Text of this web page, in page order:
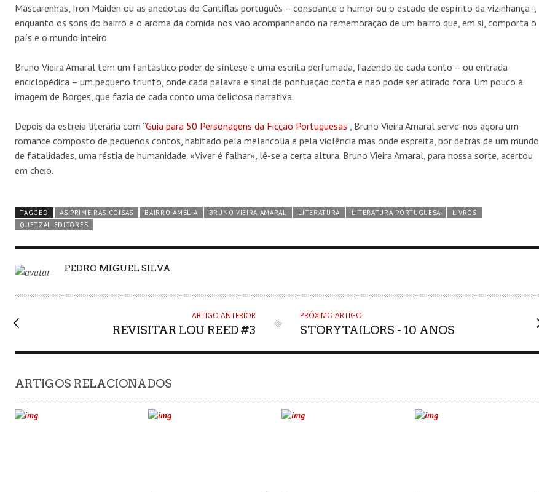
Mascarenhas, Iron Maiden ou as anedotas do Cantiflas português – consoante o humor ou o estado de espírito da vizinhança -,
enquanto os sons do bairro e o aroma da comida nos vão acompanhando na rememoração de um bairro que, em si, comporta o
país e o mundo inteiro.
Bruno Vieira Amaral tem um fantástico poder de síntese e uma escrita perfumada, fazendo de cada conto – ou entrada
enciclopédica – um pequeno triunfo, onde cada palavra e sinal de pontuação conta e não pode ser atirado fora. Um pouco à
imagem de Borges, que fazia de cada conto uma deliciosa narrativa.
Depois da estreia literária com “Guia para 50 Personagens da Ficção Portuguesas”, Bruno Vieira Amaral serve-nos agora um
romance composto de pequenos contos, habitado pela melancolia e pela violência mas onde espreita, por detrás de um mundo
de fatalidades, uma réstia de humanidade. «Viver é falhar», lê-se a certa altura. Bruno Vieira Amaral, para nossa sorte, acertou
em cheio.
TAGGED AS PRIMEIRAS COISAS BAIRRO AMÉLIA BRUNO VIEIRA AMARAL LITERATURA LITERATURA PORTUGUESA
LIVROS
QUETZAL EDITORES
AUTHOR
PEDRO MIGUEL SILVA
ARTIGO ANTERIOR
REVISITAR LOU REED #3
PRÓXIMO ARTIGO
STORYTAILORS - 10 ANOS
ARTIGOS RELACIONADOS